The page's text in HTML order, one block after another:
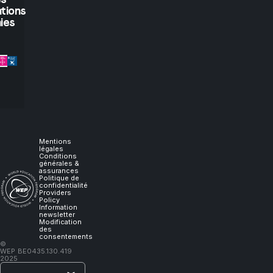
Mentions
légales
Conditions
générales &
assurances
Politique de
confidentialité
Providers
Policy
Information
newsletter
Modification
des
consentements
©
WEP
2025
BE0435.130.419
let
me
will
learn."
Lao